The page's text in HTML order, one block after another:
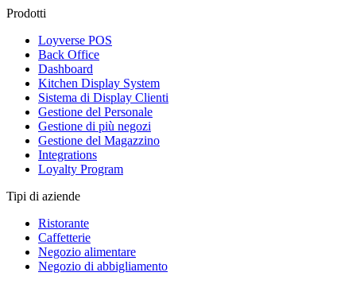
Prodotti
Loyverse POS
Back Office
Dashboard
Kitchen Display System
Sistema di Display Clienti
Gestione del Personale
Gestione di più negozi
Gestione del Magazzino
Integrations
Loyalty Program
Tipi di aziende
Ristorante
Caffetterie
Negozio alimentare
Negozio di abbigliamento